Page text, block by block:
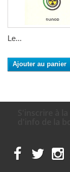
Le...
Ajouter au panier